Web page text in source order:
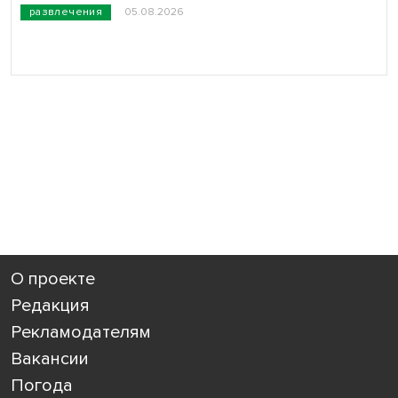
развлечения 05.08.2026
О проекте
Редакция
Рекламодателям
Вакансии
Погода